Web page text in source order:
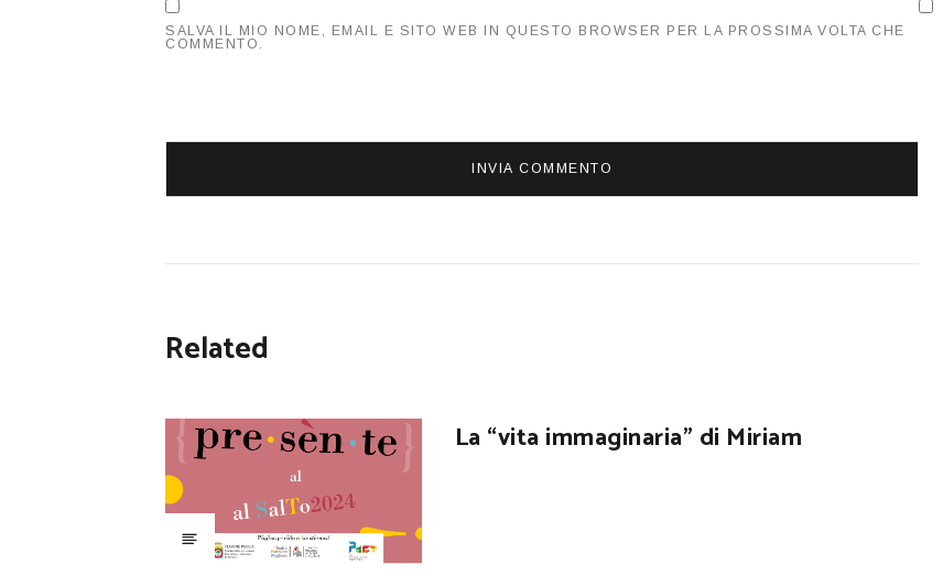
SALVA IL MIO NOME, EMAIL E SITO WEB IN QUESTO BROWSER PER LA PROSSIMA VOLTA CHE
COMMENTO.
Related
La “vita immaginaria” di Miriam